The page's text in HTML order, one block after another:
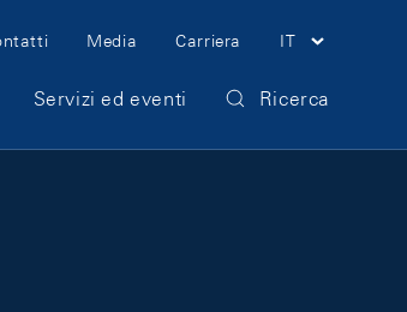
Navigation
Media Carriera IT
Servizi ed eventi Ricerca